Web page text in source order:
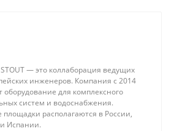
— это коллаборация ведущих
инженеров. Компания с 2014
оборудование для комплексного
систем и водоснабжения.
располагаются в России,
Испании.